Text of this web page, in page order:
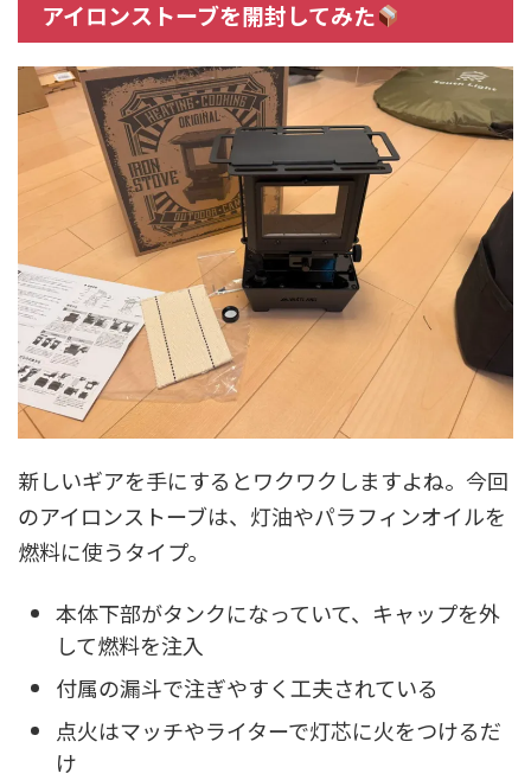
アイロンストーブを開封してみた
新しいギアを手にするとワクワクしますよね。今回
のアイロンストーブは、灯油やパラフィンオイルを
燃料に使うタイプ。
本体下部がタンクになっていて、キャップを外
して燃料を注入
付属の漏斗で注ぎやすく工夫されている
点火はマッチやライターで灯芯に火をつけるだ
け